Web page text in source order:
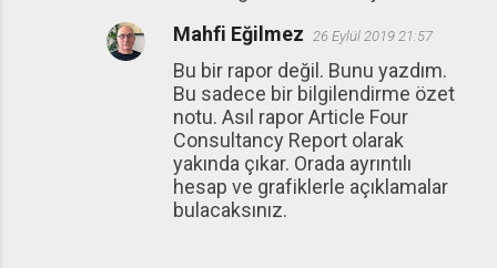
Mahfi Eğilmez 26 Eylül 2019 21:57
Bu bir rapor değil. Bunu yazdım.
Bu sadece bir bilgilendirme özet
notu. Asıl rapor Article Four
Consultancy Report olarak
yakında çıkar. Orada ayrıntılı
hesap ve grafiklerle açıklamalar
bulacaksınız.